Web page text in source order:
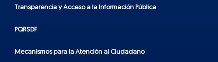
Transparencia y Acceso a la Información Pública
PQRSDF
Mecanismos para la Atención al Ciudadano